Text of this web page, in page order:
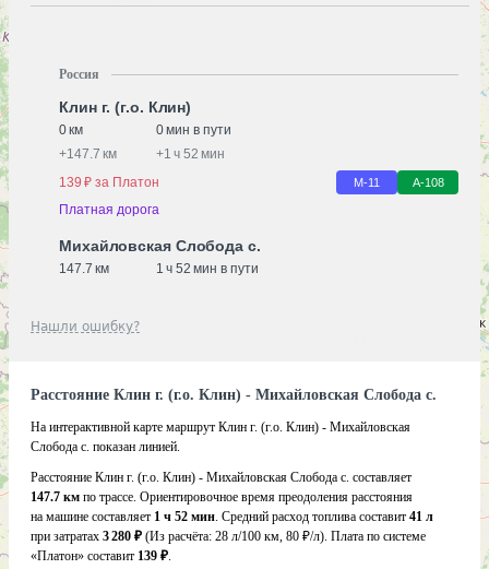
Россия
Клин г. (г.о. Клин)
0 км
0 мин в пути
+147.7 км +1 ч 52 мин
139 ₽ за Платон
М-11 А-108
Платная дорога
Михайловская Слобода с.
147.7 км 1 ч 52 мин в пути
Нашли ошибку?
Расстояние Клин г. (г.о. Клин) - Михайловская Слобода с.
На интерактивной карте маршрут Клин г. (г.о. Клин) - Михайловская
Слобода с. показан линией.
Расстояние Клин г. (г.о. Клин) - Михайловская Слобода с. составляет
147.7 км по трассе. Ориентировочное время преодоления расстояния
на машине составляет 1 ч 52 мин. Средний расход топлива составит 41 л
при затратах 3 280 ₽ (Из расчёта: 28 л/100 км, 80 ₽/л). Плата по системе
«Платон» составит 139 ₽.